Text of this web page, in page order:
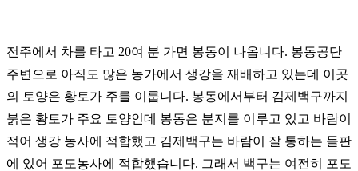
전주에서 차를 타고 20여 분 가면 봉동이 나옵니다. 봉동공단
주변으로 아직도 많은 농가에서 생강을 재배하고 있는데 이곳
의 토양은 황토가 주를 이룹니다. 봉동에서부터 김제백구까지
붉은 황토가 주요 토양인데 봉동은 분지를 이루고 있고 바람이
적어 생강 농사에 적합했고 김제백구는 바람이 잘 통하는 들판
에 있어 포도농사에 적합했습니다. 그래서 백구는 여전히 포도